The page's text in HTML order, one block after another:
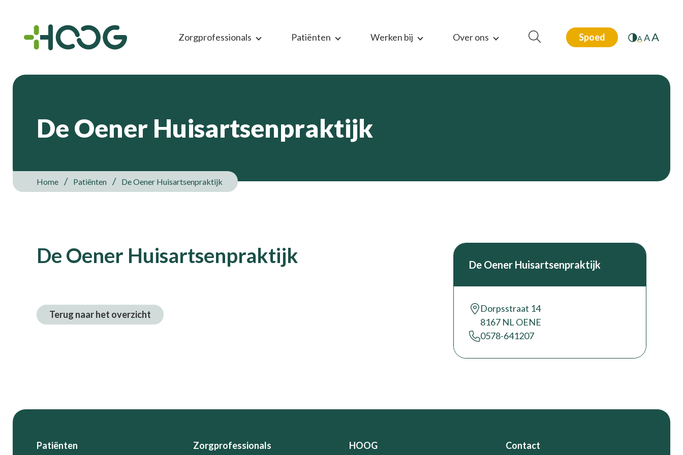
Zorgprofessionals Patiënten Werken bij Over ons Spoed A AA
De Oener Huisartsenpraktijk
Home Patiënten De Oener Huisartsenpraktijk
De Oener Huisartsenpraktijk
Terug naar het overzicht
De Oener Huisartsenpraktijk
Dorpsstraat 14
8167 NL OENE
0578-641207
Footer
Patiënten Zorgprofessionals HOOG Contact